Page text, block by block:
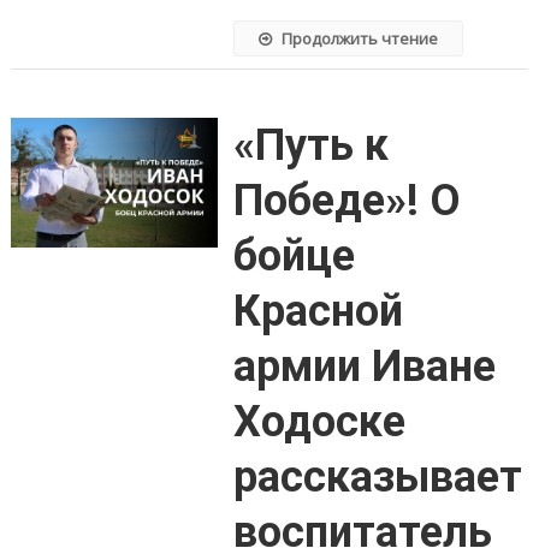
Продолжить чтение
«Путь к
Победе»! О
бойце
Красной
армии Иване
Ходоске
рассказывает
воспитатель